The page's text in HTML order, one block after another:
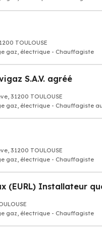
TOULOUSE
gaz, électrique - Chauffagiste
S.A.V. agréé
31200 TOULOUSE
gaz, électrique - Chauffagiste
31200 TOULOUSE
gaz, électrique - Chauffagiste
(EURL) Installateur
gaz, électrique - Chauffagiste